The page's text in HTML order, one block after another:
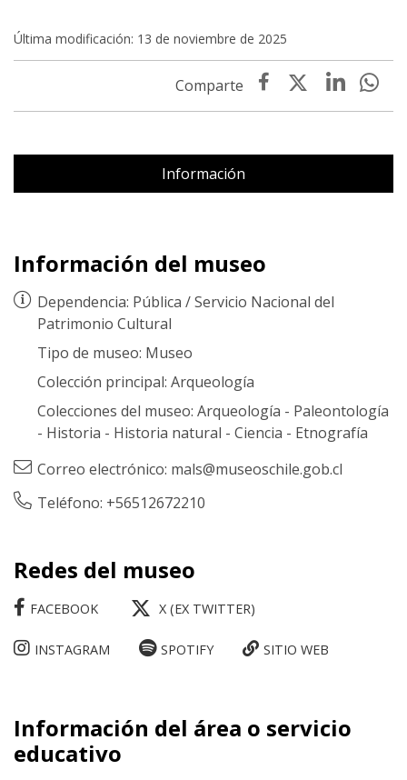
Última modificación: 13 de noviembre de 2025
Información
Información del museo
Dependencia: Pública /Servicio Nacional del
Patrimonio Cultural
Tipo de museo: Museo
Colección principal: Arqueología
Colecciones del museo: Arqueología - Paleontología
- Historia - Historia natural - Ciencia - Etnografía
Correo electrónico: mals@museoschile.gob.cl
Teléfono: +56512672210
Redes del museo
FACEBOOK X (EX TWITTER)
INSTAGRAM SPOTIFY SITIO WEB
Información del área o servicio
educativo